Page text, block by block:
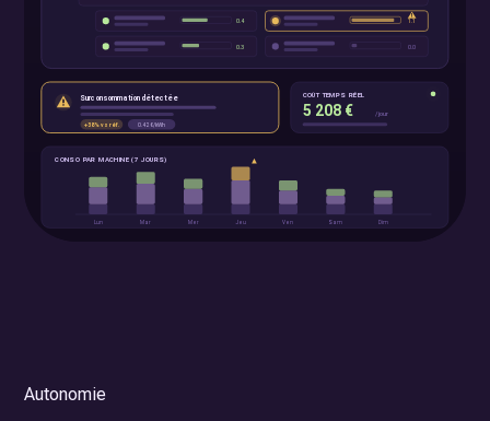
Autonomie